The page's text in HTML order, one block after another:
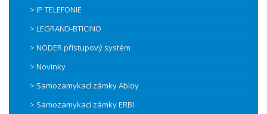
> IP TELEFONIE
> LEGRAND-BTICINO
> NODER přístupový systém
> Novinky
> Samozamykací zámky Abloy
> Samozamykací zámky ERBI